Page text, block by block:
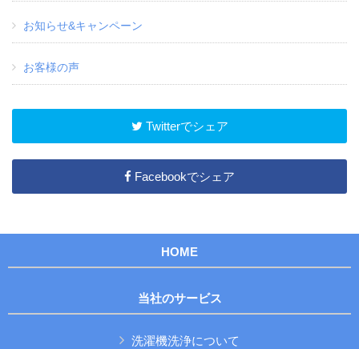
お知らせ&キャンペーン
お客様の声
Twitterでシェア
Facebookでシェア
HOME
当社のサービス
洗濯機洗浄について